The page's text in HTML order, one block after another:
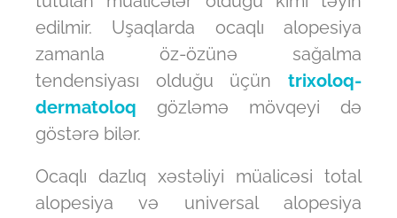
edilmir. Uşaqlarda ocaqlı alopesiya
zamanla öz-özünə sağalma
tendensiyası olduğu üçün trixoloq-
dermatoloq gözləmə mövqeyi də
göstərə bilər.
Ocaqlı dazlıq xəstəliyi müalicəsi total
alopesiya və universal alopesiya